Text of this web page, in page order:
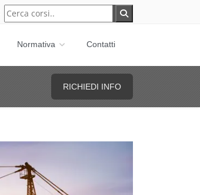
Normativa Contatti